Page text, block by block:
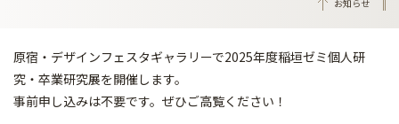
お知らせ
原宿・デザインフェスタギャラリーで2025年度稲垣ゼミ個人研
究・卒業研究展を開催します。
事前申し込みは不要です。ぜひご高覧ください！